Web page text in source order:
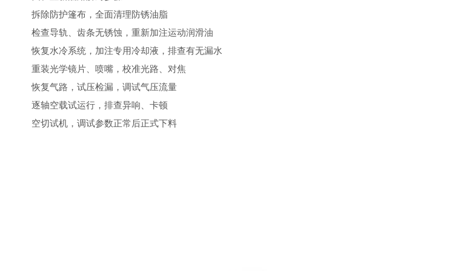
拆除防护篷布，全面清理防锈油脂
检查导轨、齿条无锈蚀，重新加注运动润滑油
恢复水冷系统，加注专用冷却液，排查有无漏水
重装光学镜片、喷嘴，校准光路、对焦
恢复气路，试压检漏，调试气压流量
逐轴空载试运行，排查异响、卡顿
空切试机，调试参数正常后正式下料